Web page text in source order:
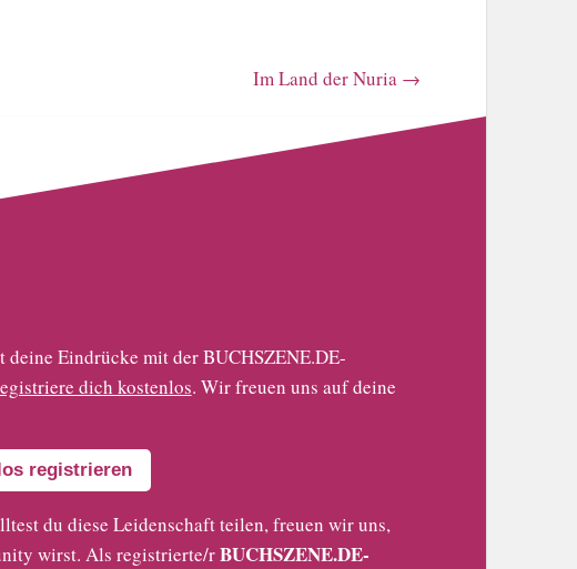
Im Land der Nuria →
deine Eindrücke mit der BUCHSZENE.DE-
dich kostenlos. Wir freuen uns auf deine
registrieren
du diese Leidenschaft teilen, freuen wir uns,
wirst. Als registrierte/rBUCHSZENE.DE-